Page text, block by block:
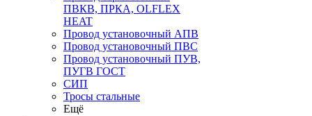
ПВКВ, ПРКА, OLFLEX
HEAT
Провод установочный АПВ
Провод установочный ПВС
Провод установочный ПУВ,
ПУГВ ГОСТ
СИП
Тросы стальные
Ещё